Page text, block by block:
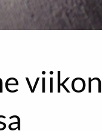
viikon